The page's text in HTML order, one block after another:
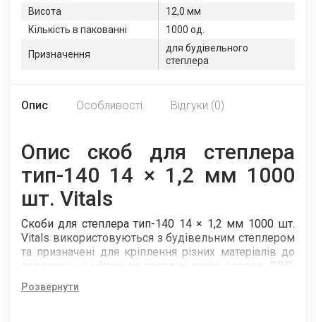
Висота
12,0 мм
Кількість в пакованні
1000 од.
Призначення
для будівельного
степлера
Опис Особливості Відгуки (0)
Опис скоб для степлера
тип-140 14 × 1,2 мм 1000
шт. Vitals
Скоби для степлера тип-140 14 × 1,2 мм 1000 шт.
Vitals використовуються з будівельним степлером
та призначені для кріплення різних матеріалів до
поверхонь з м'яких та твердих порід дерева, ДВП,
ДСП, пластику, гіпсокартону та ін.
Розвернути